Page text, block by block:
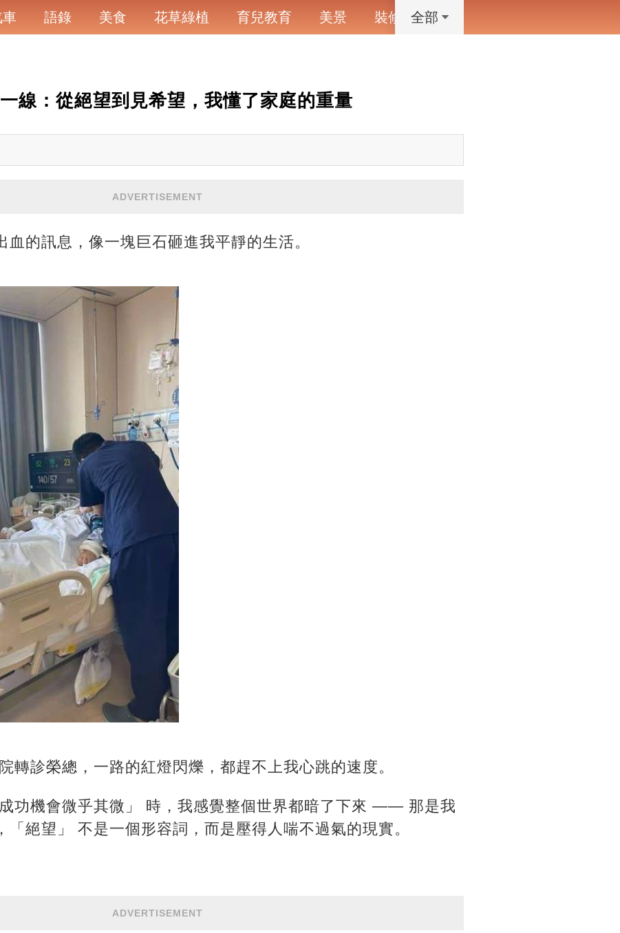
車 語錄 美食 花草綠植 育兒教育 美景 裝修 寵物
全部
線：從絕望到見希望，我懂了家庭的重量​
ADVERTISEMENT
血的訊息，像一塊巨石砸進我平靜的生活。
轉診榮總，一路的紅燈閃爍，都趕不上我心跳的速度。
功機會微乎其微」 時，我感覺整個世界都暗了下來 —— 那是我
「絕望」 不是一個形容詞，而是壓得人喘不過氣的現實。
ADVERTISEMENT